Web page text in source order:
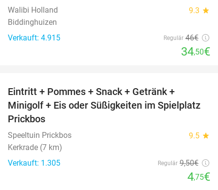
Walibi Holland 9.3 star
Biddinghuizen
Verkauft: 4.915
Regulär 46€
34,50€
Eintritt + Pommes + Snack + Getränk +
Minigolf + Eis oder Süßigkeiten im Spielplatz
Prickbos
Speeltuin Prickbos 9.5 star
Kerkrade (7 km)
Verkauft: 1.305
Regulär 9,50€
4,75€